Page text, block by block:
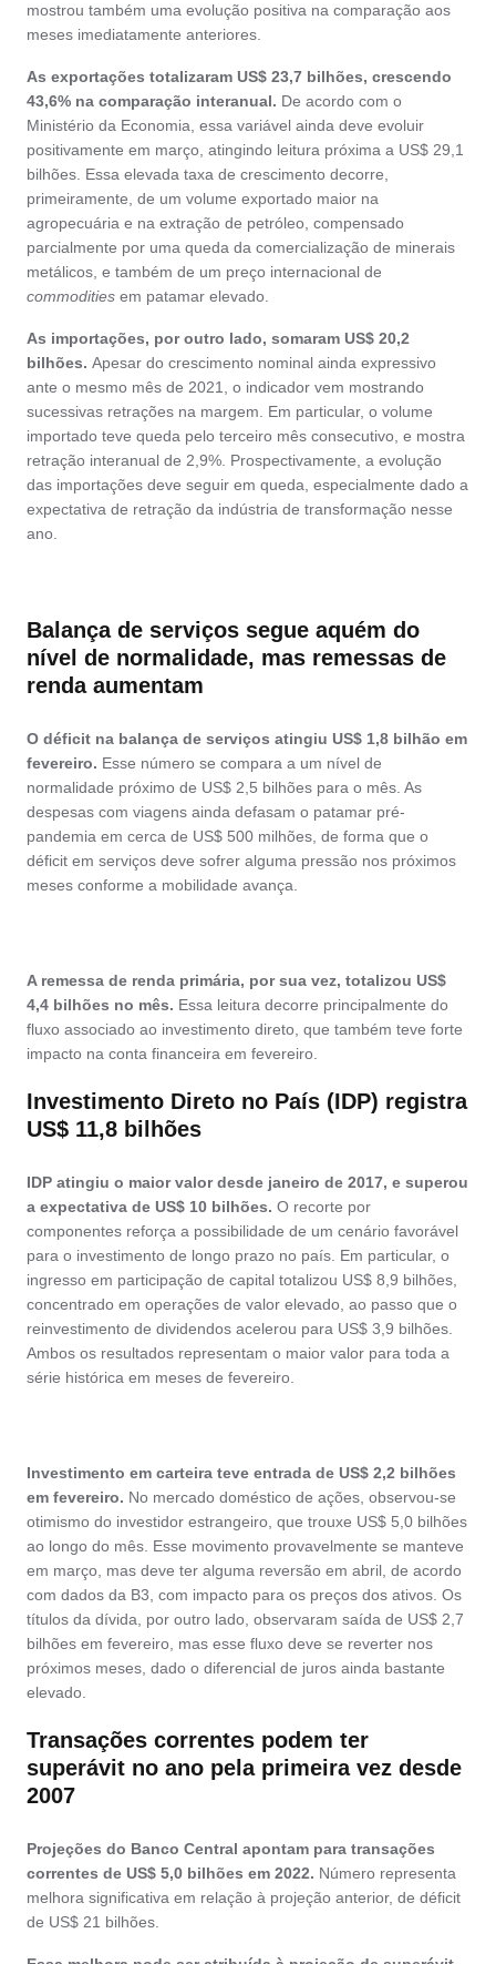
mostrou também uma evolução positiva na comparação aos
meses imediatamente anteriores.
As exportações totalizaram US$ 23,7 bilhões, crescendo
43,6% na comparação interanual. De acordo com o
Ministério da Economia, essa variável ainda deve evoluir
positivamente em março, atingindo leitura próxima a US$ 29,1
bilhões. Essa elevada taxa de crescimento decorre,
primeiramente, de um volume exportado maior na
agropecuária e na extração de petróleo, compensado
parcialmente por uma queda da comercialização de minerais
metálicos, e também de um preço internacional de
commodities em patamar elevado.
As importações, por outro lado, somaram US$ 20,2
bilhões. Apesar do crescimento nominal ainda expressivo
ante o mesmo mês de 2021, o indicador vem mostrando
sucessivas retrações na margem. Em particular, o volume
importado teve queda pelo terceiro mês consecutivo, e mostra
retração interanual de 2,9%. Prospectivamente, a evolução
das importações deve seguir em queda, especialmente dado a
expectativa de retração da indústria de transformação nesse
ano.
Balança de serviços segue aquém do
nível de normalidade, mas remessas de
renda aumentam
O déficit na balança de serviços atingiu US$ 1,8 bilhão em
fevereiro. Esse número se compara a um nível de
normalidade próximo de US$ 2,5 bilhões para o mês. As
despesas com viagens ainda defasam o patamar pré-
pandemia em cerca de US$ 500 milhões, de forma que o
déficit em serviços deve sofrer alguma pressão nos próximos
meses conforme a mobilidade avança.
A remessa de renda primária, por sua vez, totalizou US$
4,4 bilhões no mês. Essa leitura decorre principalmente do
fluxo associado ao investimento direto, que também teve forte
impacto na conta financeira em fevereiro.
Investimento Direto no País (IDP) registra
US$ 11,8 bilhões
IDP atingiu o maior valor desde janeiro de 2017, e superou
a expectativa de US$ 10 bilhões. O recorte por
componentes reforça a possibilidade de um cenário favorável
para o investimento de longo prazo no país. Em particular, o
ingresso em participação de capital totalizou US$ 8,9 bilhões,
concentrado em operações de valor elevado, ao passo que o
reinvestimento de dividendos acelerou para US$ 3,9 bilhões.
Ambos os resultados representam o maior valor para toda a
série histórica em meses de fevereiro.
Investimento em carteira teve entrada de US$ 2,2 bilhões
em fevereiro. No mercado doméstico de ações, observou-se
otimismo do investidor estrangeiro, que trouxe US$ 5,0 bilhões
ao longo do mês. Esse movimento provavelmente se manteve
em março, mas deve ter alguma reversão em abril, de acordo
com dados da B3, com impacto para os preços dos ativos. Os
títulos da dívida, por outro lado, observaram saída de US$ 2,7
bilhões em fevereiro, mas esse fluxo deve se reverter nos
próximos meses, dado o diferencial de juros ainda bastante
elevado.
Transações correntes podem ter
superávit no ano pela primeira vez desde
2007
Projeções do Banco Central apontam para transações
correntes de US$ 5,0 bilhões em 2022. Número representa
melhora significativa em relação à projeção anterior, de déficit
de US$ 21 bilhões.